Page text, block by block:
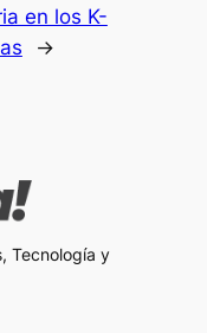
en los K-
→
Tecnología y